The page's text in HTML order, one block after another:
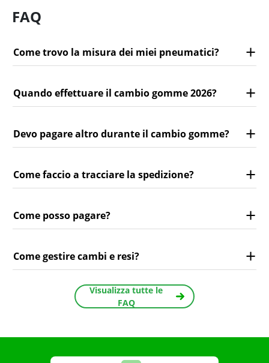
FAQ
Come trovo la misura dei miei pneumatici?
Quando effettuare il cambio gomme 2026?
Devo pagare altro durante il cambio gomme?
Come faccio a tracciare la spedizione?
Come posso pagare?
Come gestire cambi e resi?
Visualizza tutte le
FAQ